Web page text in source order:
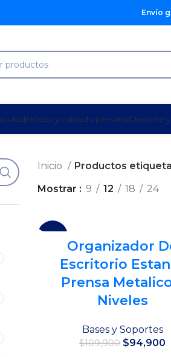
Envío
Belleza y cuidado personalDeporte
Inicio
Productos
Mostrar
9 12 18 24
Organizador
Escritorio
Prensa
Niveles
Bases y Soportes
$109,900 El
$94,900